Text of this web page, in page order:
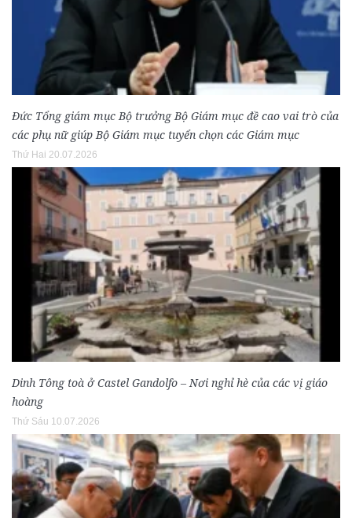
Đức Tổng giám mục Bộ trưởng Bộ Giám mục đề cao vai trò của
các phụ nữ giúp Bộ Giám mục tuyển chọn các Giám mục
Thứ Hai 20.07.2026
Dinh Tông toà ở Castel Gandolfo – Nơi nghỉ hè của các vị giáo
hoàng
Thứ Sáu 10.07.2026